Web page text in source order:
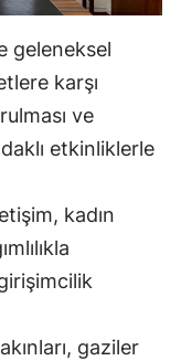
Kocaeli
Konya
Kütahya
Malatya
Kahramanmaraş
Mardin
Muğla
geleneksel
karşı
ve
etkinliklerle
kadın
gaziler